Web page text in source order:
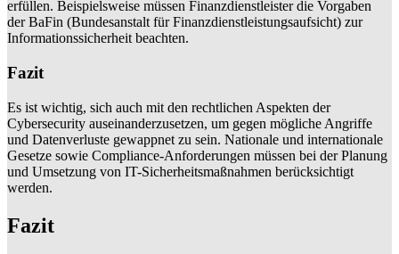
erfüllen. Beispielsweise müssen Finanzdienstleister die Vorgaben
der BaFin (Bundesanstalt für Finanzdienstleistungsaufsicht) zur
Informationssicherheit beachten.
Fazit
Es ist wichtig, sich auch mit den rechtlichen Aspekten der
Cybersecurity auseinanderzusetzen, um gegen mögliche Angriffe
und Datenverluste gewappnet zu sein. Nationale und internationale
Gesetze sowie Compliance-Anforderungen müssen bei der Planung
und Umsetzung von IT-Sicherheitsmaßnahmen berücksichtigt
werden.
Fazit